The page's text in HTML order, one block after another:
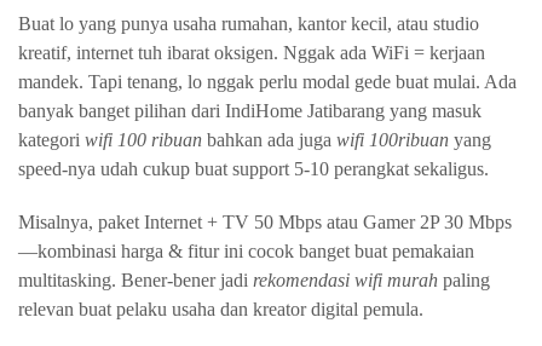
Buat lo yang punya usaha rumahan, kantor kecil, atau studio
kreatif, internet tuh ibarat oksigen. Nggak ada WiFi = kerjaan
mandek. Tapi tenang, lo nggak perlu modal gede buat mulai. Ada
banyak banget pilihan dari IndiHome Jatibarang yang masuk
kategori wifi 100 ribuan bahkan ada juga wifi 100ribuan yang
speed-nya udah cukup buat support 5-10 perangkat sekaligus.
Misalnya, paket Internet + TV 50 Mbps atau Gamer 2P 30 Mbps
—kombinasi harga & fitur ini cocok banget buat pemakaian
multitasking. Bener-bener jadi rekomendasi wifi murah paling
relevan buat pelaku usaha dan kreator digital pemula.